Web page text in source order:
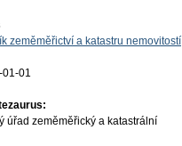
zeměměřictví a katastru nemovitostí
01
úřad zeměměřický a katastrální